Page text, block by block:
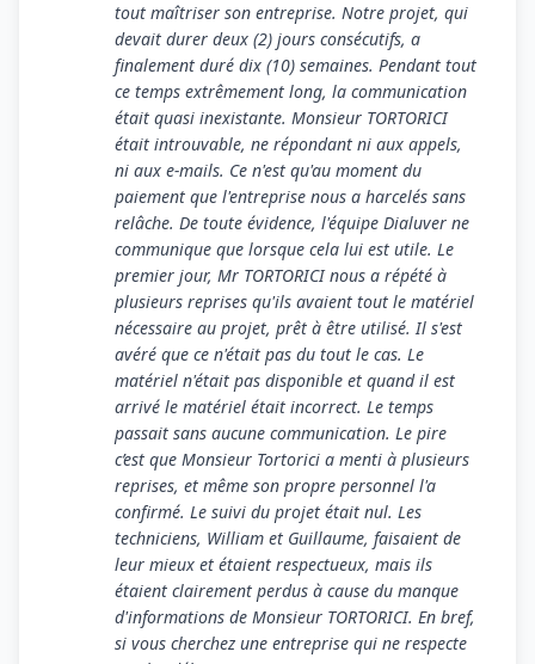
tout maîtriser son entreprise. Notre projet, qui
devait durer deux (2) jours consécutifs, a
finalement duré dix (10) semaines. Pendant tout
ce temps extrêmement long, la communication
était quasi inexistante. Monsieur TORTORICI
était introuvable, ne répondant ni aux appels,
ni aux e-mails. Ce n'est qu'au moment du
paiement que l'entreprise nous a harcelés sans
relâche. De toute évidence, l'équipe Dialuver ne
communique que lorsque cela lui est utile. Le
premier jour, Mr TORTORICI nous a répété à
plusieurs reprises qu'ils avaient tout le matériel
nécessaire au projet, prêt à être utilisé. Il s'est
avéré que ce n'était pas du tout le cas. Le
matériel n'était pas disponible et quand il est
arrivé le matériel était incorrect. Le temps
passait sans aucune communication. Le pire
c’est que Monsieur Tortorici a menti à plusieurs
reprises, et même son propre personnel l'a
confirmé. Le suivi du projet était nul. Les
techniciens, William et Guillaume, faisaient de
leur mieux et étaient respectueux, mais ils
étaient clairement perdus à cause du manque
d'informations de Monsieur TORTORICI. En bref,
si vous cherchez une entreprise qui ne respecte